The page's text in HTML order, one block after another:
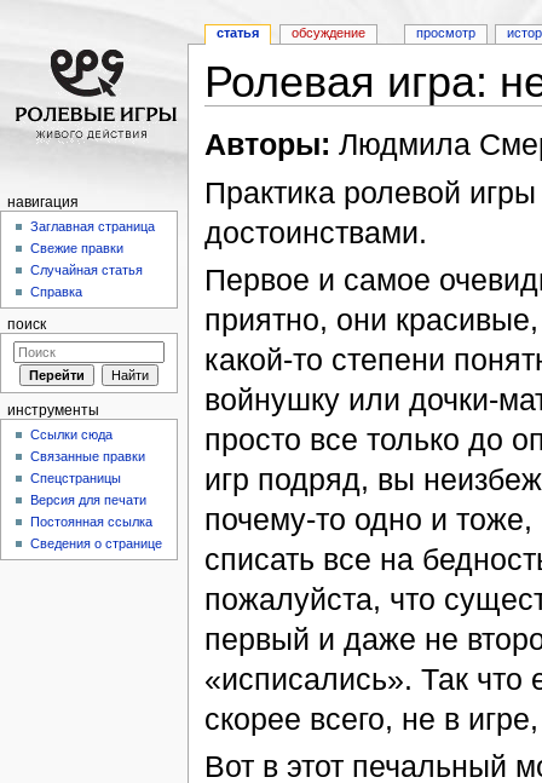
Ролевая игра:
Авторы: Людмила
Практика ролевой
достоинствами.
Первое и самое
приятно, они
какой-то степени
войнушку или дочки-
просто все только до
игр подряд, вы
почему-то одно и
списать все на
пожалуйста, что
первый и даже не
«исписались». Так что
скорее всего, не в
Вот в этот печальный
статья обсуждение просмотр
навигация
Заглавная страница
Свежие правки
Случайная статья
Справка
поиск
инструменты
Ссылки сюда
Связанные правки
Спецстраницы
Версия для печати
Постоянная ссылка
Сведения о странице